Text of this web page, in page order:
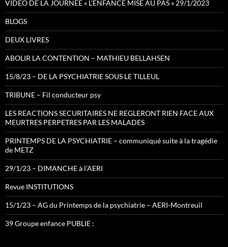
VIDEO DE LA JOURNEE « L’ENFANCE MISE AU PAS » 29/1/2023
BLOGS
DEUX LIVRES
ABOLIR LA CONTENTION – MATHIEU BELLAHSEN
15/8/23 – DE LA PSYCHIATRIE SOUS LE TILLEUL
TRIBUNE – Fil conducteur psy
LES REACTIONS SECURITAIRES NE REGLERONT RIEN FACE AUX
MEURTRES PERPETRES PAR LES MALADES
PRINTEMPS DE LA PSYCHIATRIE – communiqué suite à la tragédie
de METZ
29/1/23 – DIMANCHE à l’AERI
Revue INSTITUTIONS
15/1/23 – AG du Printemps de la psychiatrie – AERI-Montreuil
39 Groupe enfance PUBLIE :